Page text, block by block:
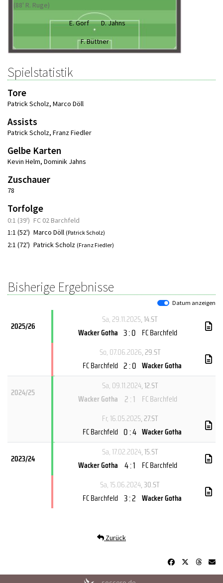
(88' R. Ruge)
E. Gorf D. Jahns
F. Büttner
Spielstatistik
Tore
Patrick Scholz, Marco Döll
Assists
Patrick Scholz, Franz Fiedler
Gelbe Karten
Kevin Helm, Dominik Jahns
Zuschauer
78
Torfolge
0:1 (39') FC 02 Barchfeld
1:1 (52') Marco Döll (Patrick Scholz)
2:1 (72') Patrick Scholz (Franz Fiedler)
Bisherige Ergebnisse
Datum anzeigen
2025/26
Sa, 29.11.2025, 14.ST
Wacker Gotha 3 : 0 FC Barchfeld
So, 07.06.2026, 29.ST
FC Barchfeld 2 : 0 Wacker Gotha
2024/25
Sa, 09.11.2024, 12.ST
Wacker Gotha 2 : 1 FC Barchfeld
Fr, 16.05.2025, 27.ST
FC Barchfeld 0 : 4 Wacker Gotha
2023/24
Sa, 17.02.2024, 15.ST
Wacker Gotha 4 : 1 FC Barchfeld
Sa, 15.06.2024, 30.ST
FC Barchfeld 3 : 2 Wacker Gotha
Zurück